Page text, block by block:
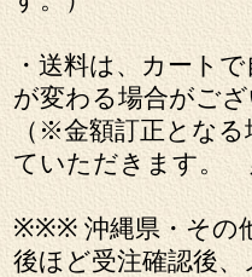
・送料は、カート
が変わる場合がご
（※金額訂正とな
ていただきます。
※※※ 沖縄県・その
後ほど受注確認後